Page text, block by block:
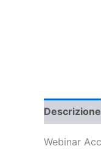
Descrizione
Webinar